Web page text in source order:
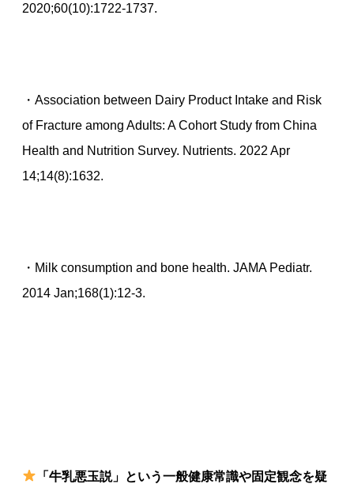
2020;60(10):1722-1737.
・Association between Dairy Product Intake and Risk
of Fracture among Adults: A Cohort Study from China
Health and Nutrition Survey. Nutrients. 2022 Apr
14;14(8):1632.
・Milk consumption and bone health. JAMA Pediatr.
2014 Jan;168(1):12-3.
「牛乳悪玉説」という一般健康常識や固定観念を疑